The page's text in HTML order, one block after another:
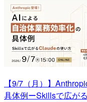
【9/7（月）】
具体例ーSkillsで広が